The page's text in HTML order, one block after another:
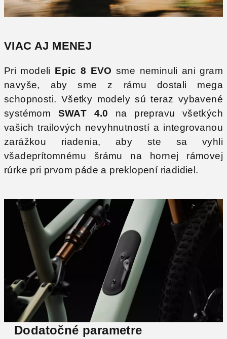
VIAC AJ MENEJ
Pri modeli Epic 8 EVO sme neminuli ani gram
navyše, aby sme z rámu dostali mega
schopnosti. Všetky modely sú teraz vybavené
systémom SWAT 4.0 na prepravu všetkých
vašich trailových nevyhnutností a integrovanou
zarážkou riadenia, aby ste sa vyhli
všadeprítomnému šrámu na hornej rámovej
rúrke pri prvom páde a preklopení riadidiel.
Dodatočné parametre